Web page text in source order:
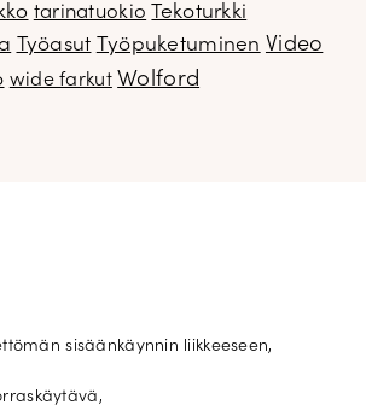
tarinatuokio
Tekoturkki
Työasut Työpuketuminen Video
wide farkut Wolford
sisäänkäynnin liikkeeseen,